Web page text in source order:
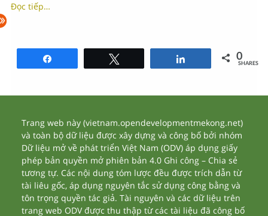
Đọc tiếp…
0
SHARES
Trang web này (vietnam.opendevelopmentmekong.net)
và toàn bộ dữ liệu được xây dựng và công bố bởi nhóm
Dữ liệu mở về phát triển Việt Nam (ODV) áp dụng giấy
phép bản quyền mở phiên bản 4.0 Ghi công – Chia sẻ
tương tự. Các nội dung tóm lược đều được trích dẫn từ
tài liêu gốc, áp dụng nguyên tắc sử dụng công bằng và
tôn trọng quyền tác giả. Tài nguyên và các dữ liệu trên
trang web ODV được thu thập từ các tài liệu đã công bố